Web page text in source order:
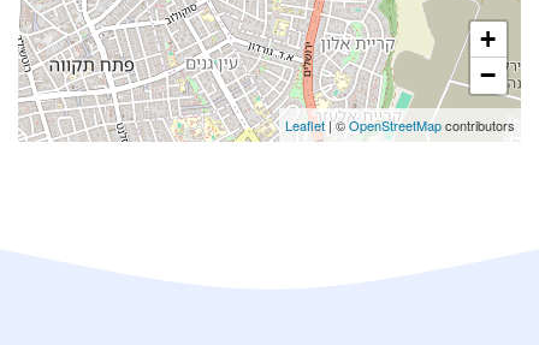
+
−
Leaflet| ©OpenStreetMapcontributors